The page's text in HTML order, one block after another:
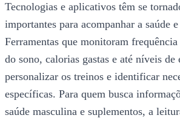
Tecnologias e aplicativos têm se
importantes para acompanhar a saúde
Ferramentas que monitoram
do sono, calorias gastas e até níveis de
personalizar os treinos e identificar
específicas. Para quem busca
saúde masculina e suplementos, a